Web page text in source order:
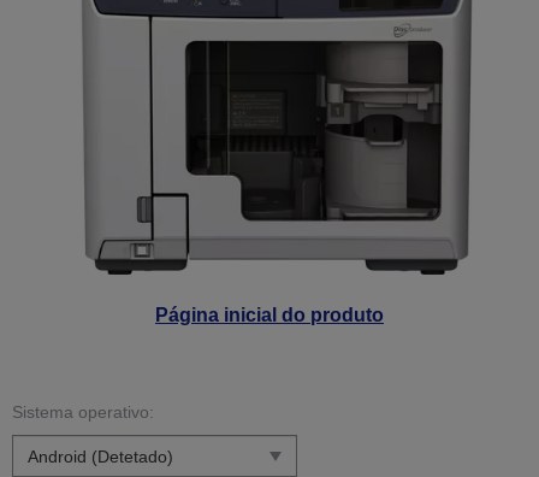
Página inicial do produto
Sistema operativo: